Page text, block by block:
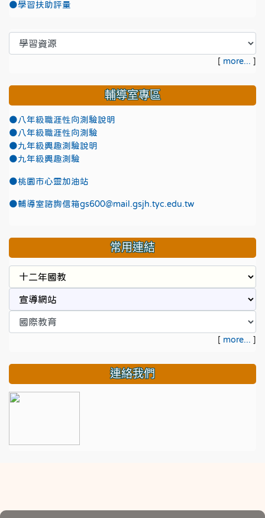
●學習扶助評量
[ more... ]
輔導室專區
●八年級職涯性向測驗說明
●八年級職涯性向測驗
●九年級興趣測驗說明
●九年級興趣測驗
●桃園市心靈加油站
●輔導室諮詢信箱gs600@mail.gsjh.tyc.edu.tw
常用連結
[ more... ]
連絡我們